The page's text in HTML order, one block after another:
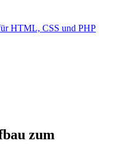
HTML, CSS und PHP
zum